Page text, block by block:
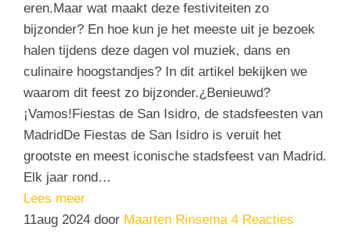
eren.Maar wat maakt deze festiviteiten zo
bijzonder? En hoe kun je het meeste uit je bezoek
halen tijdens deze dagen vol muziek, dans en
culinaire hoogstandjes? In dit artikel bekijken we
waarom dit feest zo bijzonder.¿Benieuwd?
¡Vamos!Fiestas de San Isidro, de stadsfeesten van
MadridDe Fiestas de San Isidro is veruit het
grootste en meest iconische stadsfeest van Madrid.
Elk jaar rond…
Lees meer
11aug 2024 door Maarten Rinsema4 Reacties